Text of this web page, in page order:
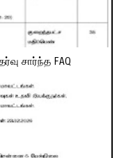
சார்ந்த FAQ